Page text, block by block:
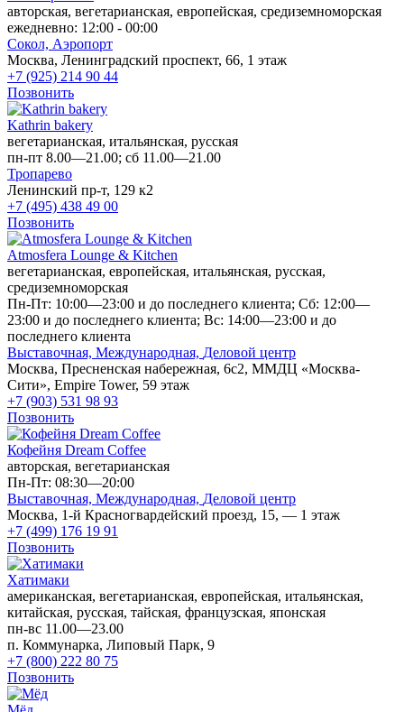
авторская, вегетарианская, европейская, средиземноморская
ежедневно: 12:00 - 00:00
Сокол, Аэропорт
Москва, Ленинградский проспект, 66, 1 этаж
+7 (925) 214 90 44
Позвонить
Kathrin bakery
вегетарианская, итальянская, русская
пн-пт 8.00—21.00; сб 11.00—21.00
Тропарево
Ленинский пр-т, 129 к2
+7 (495) 438 49 00
Позвонить
Atmosfera Lounge & Kitchen
вегетарианская, европейская, итальянская, русская,
средиземноморская
Пн-Пт: 10:00—23:00 и до последнего клиента; Сб: 12:00—
23:00 и до последнего клиента; Вс: 14:00—23:00 и до
последнего клиента
Выставочная, Международная, Деловой центр
Москва, Пресненская набережная, 6с2, ММДЦ «Москва-
Сити», Empire Tower, 59 этаж
+7 (903) 531 98 93
Позвонить
Кофейня Dream Coffee
авторская, вегетарианская
Пн-Пт: 08:30—20:00
Выставочная, Международная, Деловой центр
Москва, 1-й Красногвардейский проезд, 15, — 1 этаж
+7 (499) 176 19 91
Позвонить
Хатимаки
американская, вегетарианская, европейская, итальянская,
китайская, русская, тайская, французская, японская
пн-вс 11.00—23.00
п. Коммунарка, Липовый Парк, 9
+7 (800) 222 80 75
Позвонить